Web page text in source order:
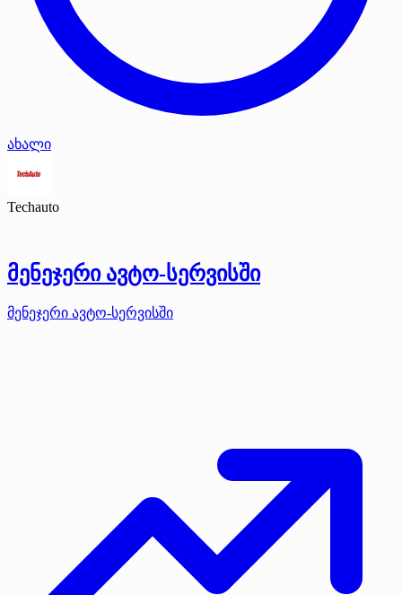
ახალი
Techauto
მენეჯერი ავტო-სერვისში
მენეჯერი ავტო-სერვისში